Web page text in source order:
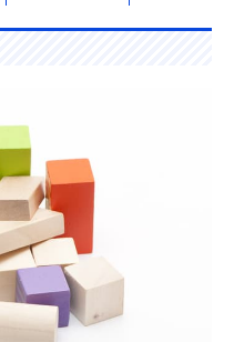
素材にお米を使っ
あり
男の子にも女の子
にも人気のキャラ
クター商品
遊び方いろいろの
音が鳴る積み木